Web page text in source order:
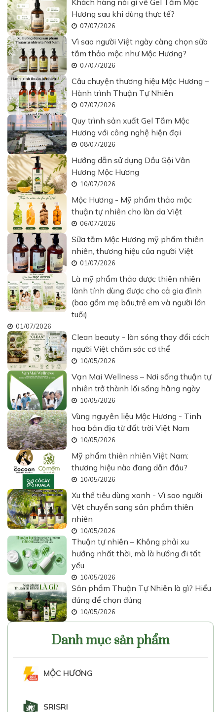
Khách hàng nói gì về Gel Tắm Mộc
Hương sau khi dùng thực tế?
07/07/2026
Vì sao người Việt ngày càng chọn sữa
tắm thảo mộc như Mộc Hương?
07/07/2026
Câu chuyện thương hiệu Mộc Hương –
Hành trình Thuận Tự Nhiên
07/07/2026
Quy trình sản xuất Gel Tắm Mộc
Hương với công nghệ hiện đại
08/07/2026
Hướng dẫn sử dụng Dầu Gội Vân
Hương Mộc Hương
10/07/2026
Mộc Hương - Mỹ phẩm thảo mộc
thuận tự nhiên cho làn da Việt
06/07/2026
Sữa tắm Mộc Hương mỹ phẩm thiên
nhiên, thương hiệu của người Việt
01/07/2026
Là mỹ phẩm thảo dược thiên nhiên
lành tính dùng được cho cả gia đình
(bao gồm mẹ bầu,trẻ em và người lớn
tuổi)
01/07/2026
Clean beauty - làn sóng thay đổi cách
người Việt chăm sóc cơ thể
10/05/2026
Vạn Mai Wellness – Nơi sống thuận tự
nhiên trở thành lối sống hằng ngày
10/05/2026
Vùng nguyên liệu Mộc Hương - Tinh
hoa bản địa từ đất trời Việt Nam
10/05/2026
Mỹ phẩm thiên nhiên Việt Nam:
thương hiệu nào đang dẫn đầu?
10/05/2026
Xu thế tiêu dùng xanh - Vì sao người
Vệt chuyển sang sản phẩm thiên
nhiên
10/05/2026
Thuận tự nhiên – Không phải xu
hướng nhất thời, mà là hướng đi tất
yếu
10/05/2026
Sản phẩm Thuận Tự Nhiên là gì? Hiểu
đúng để chọn đúng
10/05/2026
Danh mục sản phẩm
MỘC HƯƠNG
SRISRI